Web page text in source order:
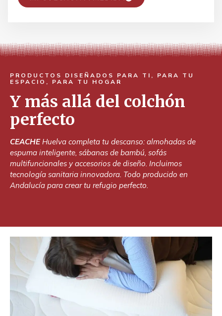
PRODUCTOS DISEÑADOS PARA TI, PARA TU
ESPACIO, PARA TU HOGAR
Y más allá del colchón
perfecto
CEACHEHuelva completa tu descanso: almohadas de
espuma inteligente, sábanas de bambú, sofás
multifuncionales y accesorios de diseño. Incluimos
tecnología sanitaria innovadora. Todo producido en
Andalucía para crear tu refugio perfecto.